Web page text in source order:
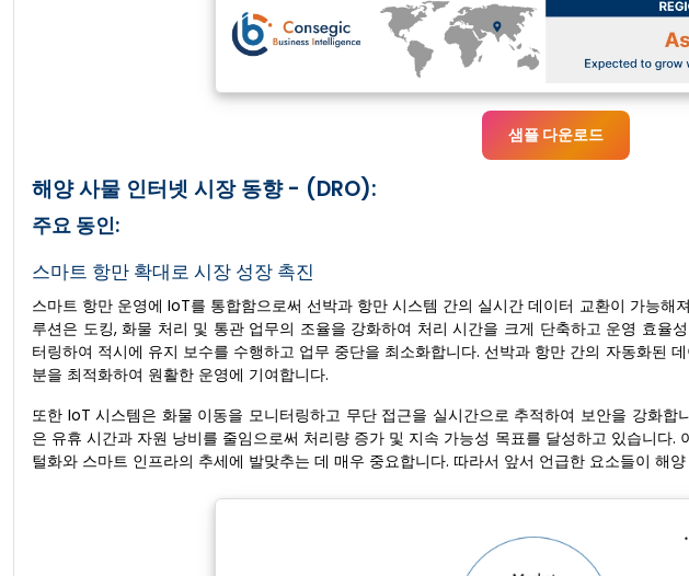
샘플 다운로드
해양 사물 인터넷 시장 동향 - (DRO):
주요 동인:
스마트 항만 확대로 시장 성장 촉진
스마트 항만 운영에 IoT를 통합함으로써 선박과 항만 시스템 간의 실시간 데이터 교환이 가능해
루션은 도킹, 화물 처리 및 통관 업무의 조율을 강화하여 처리 시간을 크게 단축하고 운영 효율
터링하여 적시에 유지 보수를 수행하고 업무 중단을 최소화합니다. 선박과 항만 간의 자동화된
분을 최적화하여 원활한 운영에 기여합니다.
또한 IoT 시스템은 화물 이동을 모니터링하고 무단 접근을 실시간으로 추적하여 보안을 강화
은 유휴 시간과 자원 낭비를 줄임으로써 처리량 증가 및 지속 가능성 목표를 달성하고 있습니다.
털화와 스마트 인프라의 추세에 발맞추는 데 매우 중요합니다. 따라서 앞서 언급한 요소들이 해